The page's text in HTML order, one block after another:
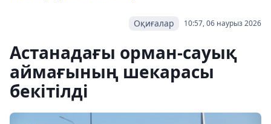
10:57, 06 наурыз 2026
Оқиғалар
Астанадағы орман-сауық
аймағының шекарасы
бекітілді